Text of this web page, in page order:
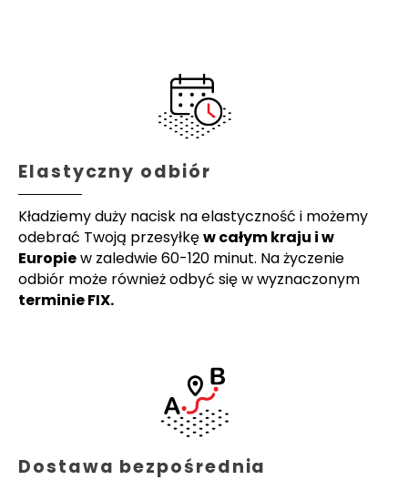
Elastyczny odbiór
Kładziemy duży nacisk na elastyczność i możemy
odebrać Twoją przesyłkęw całym kraju i w
Europiew zaledwie 60-120 minut. Na życzenie
odbiór może również odbyć się w wyznaczonym
terminie FIX.
Dostawa bezpośrednia